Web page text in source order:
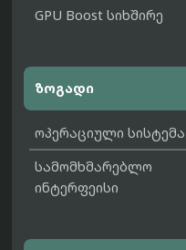
GPU Boost სიხშირე
ზოგადი
ოპერაციული სისტემა
სამომხმარებლო
ინტერფეისი